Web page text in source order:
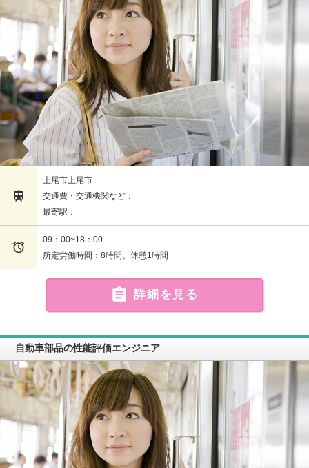

上尾市上尾市
交通費・交通機関など：
最寄駅：

09：00~18：00
所定労働時間：8時間、休憩1時間
 詳細を見る
自動車部品の性能評価エンジニア